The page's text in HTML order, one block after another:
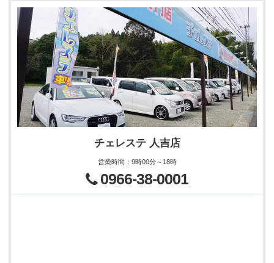
チェレステ 人吉店
営業時間 ： 9時00分～18時
0966-38-0001